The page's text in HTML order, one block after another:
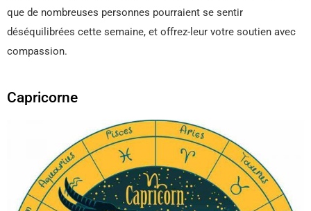
que de nombreuses personnes pourraient se sentir
déséquilibrées cette semaine, et offrez-leur votre soutien avec
compassion.
Capricorne